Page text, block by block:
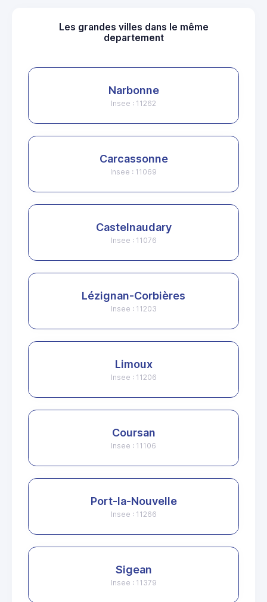
Les grandes villes dans le même
departement
Narbonne
Insee : 11262
Carcassonne
Insee : 11069
Castelnaudary
Insee : 11076
Lézignan-Corbières
Insee : 11203
Limoux
Insee : 11206
Coursan
Insee : 11106
Port-la-Nouvelle
Insee : 11266
Sigean
Insee : 11379